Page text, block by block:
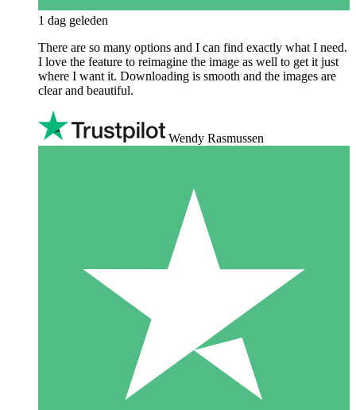
1 dag geleden
There are so many options and I can find exactly what I need.
I love the feature to reimagine the image as well to get it just
where I want it. Downloading is smooth and the images are
clear and beautiful.
Wendy Rasmussen